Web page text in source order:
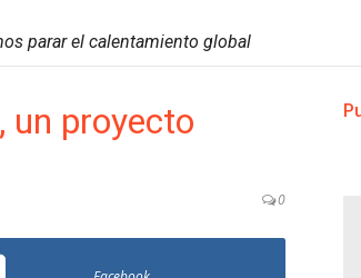
parar el calentamiento global
un proyecto
0